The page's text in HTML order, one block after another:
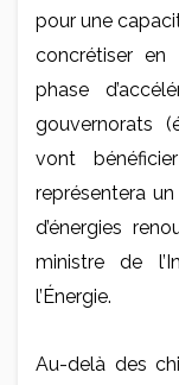
pour une
concrétiser
phase
gouvernorats
vont
représentera
d’énergies
ministre de
l’Énergie.
Au-delà des